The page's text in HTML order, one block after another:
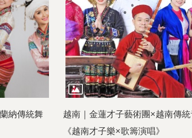
納傳統舞
越南｜金蓮才子藝術團×越南傳
《越南才子樂×歌籌演唱》